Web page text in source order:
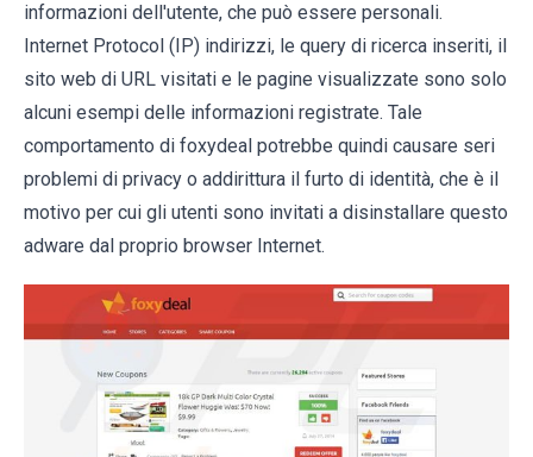
informazioni dell'utente, che può essere personali.
Internet Protocol (IP) indirizzi, le query di ricerca inseriti, il
sito web di URL visitati e le pagine visualizzate sono solo
alcuni esempi delle informazioni registrate. Tale
comportamento di foxydeal potrebbe quindi causare seri
problemi di privacy o addirittura il furto di identità, che è il
motivo per cui gli utenti sono invitati a disinstallare questo
adware dal proprio browser Internet.